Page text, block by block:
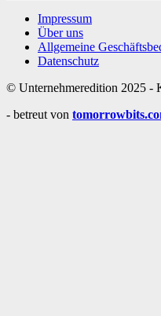
Impressum
Über uns
Allgemeine
Datenschutz
© Unternehmeredition 2025 -
- betreut von